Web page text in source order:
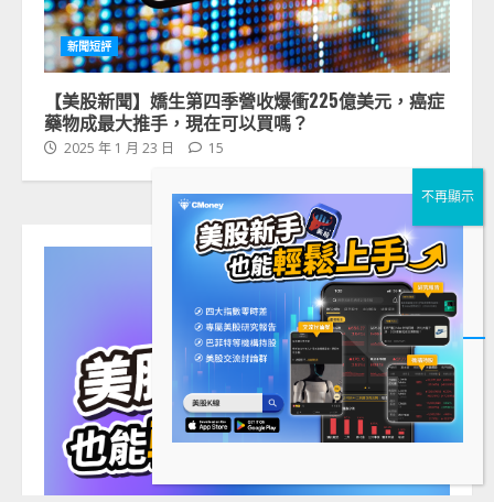
新聞短評
【美股新聞】嬌生第四季營收爆衝225億美元，癌症
藥物成最大推手，現在可以買嗎？
2025 年 1 月 23 日 15